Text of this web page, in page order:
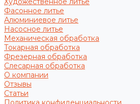
Фасонное литье
Алюминиевое литье
Насосное литье
Механическая обработка
Токарная обработка
Фрезерная обработка
Слесарная обработка
О компании
Отзывы
Статьи